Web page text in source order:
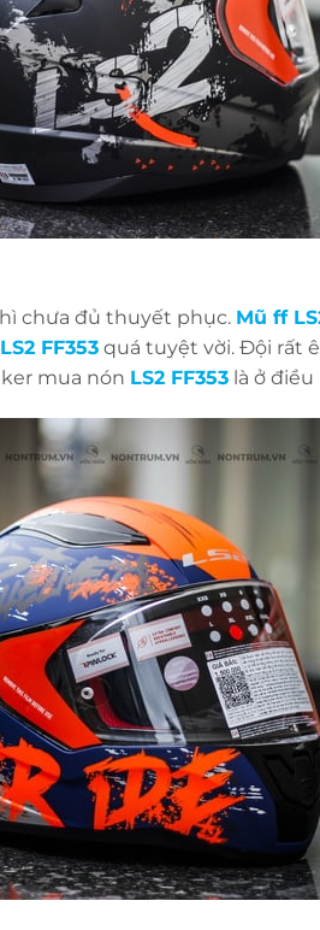
chưa đủ thuyết phục. Mũ ff
FF353 quá tuyệt vời. Đội rất
mua nón LS2 FF353 là ở điều